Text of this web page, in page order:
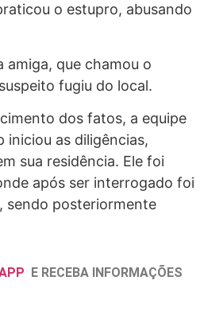
o estupro, abusando
amiga, que chamou o
fugiu do local.
dos fatos, a equipe
iniciou as diligências,
sua residência. Ele foi
após ser interrogado foi
sendo posteriormente
E RECEBA INFORMAÇÕES